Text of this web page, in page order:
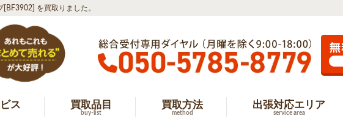
を買取りました。
ス 買取品目
buy-list
買取方法
method
出張対応エリア
service area